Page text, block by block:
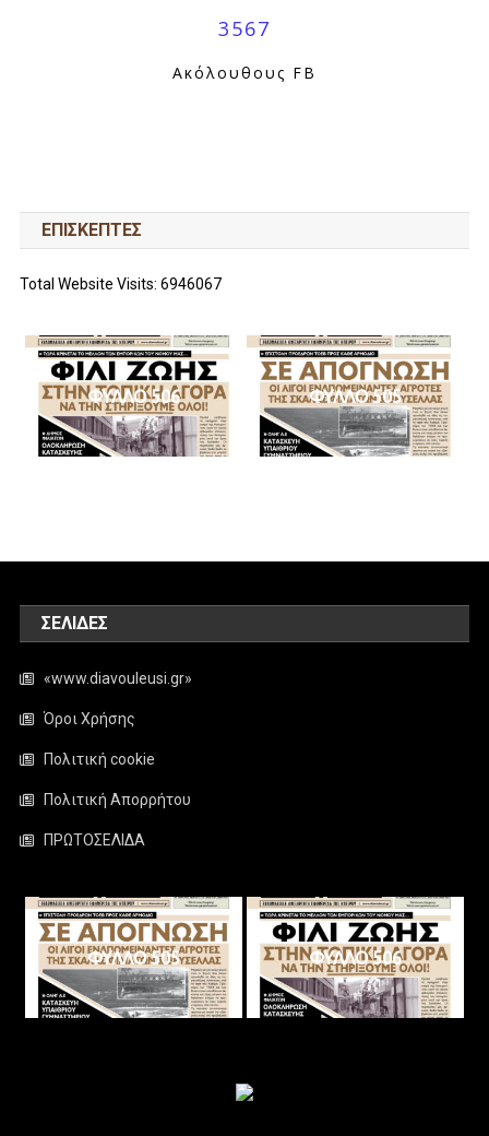
3567
Ακόλουθους FB
ΕΠΙΣΚΕΠΤΕΣ
Total Website Visits: 6946067
ΦΥΛΛΟ 506 ΦΥΛΛΟ 505
ΣΕΛΊΔΕΣ
«www.diavouleusi.gr»
Όροι Χρήσης
Πολιτική cookie
Πολιτική Απορρήτου
ΠΡΩΤΟΣΕΛΙΔΑ
ΦΥΛΛΟ 505 ΦΥΛΛΟ 506